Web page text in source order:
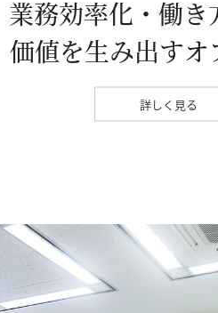
業務効率化・働き
価値を生み出すオ
詳しく見る